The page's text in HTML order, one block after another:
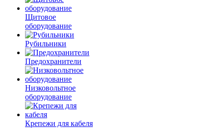
Щитовое
оборудование
Рубильники
Предохранители
Низковольтное
оборудование
Крепежи для кабеля